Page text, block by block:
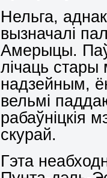
Нельга,
вызначалі
Амерыцы.
лічаць
надзейным,
вельмі
рабаўніцкія
скурай.
Гэта